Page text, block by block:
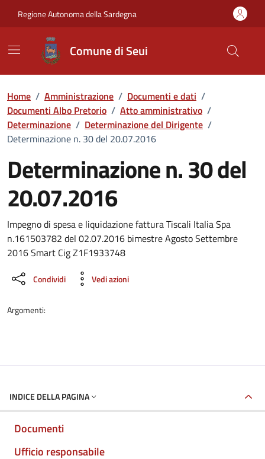
Regione Autonoma della Sardegna
Comune di Seui
Home / Amministrazione / Documenti e dati /
Documenti Albo Pretorio / Atto amministrativo /
Determinazione / Determinazione del Dirigente /
Determinazione n. 30 del 20.07.2016
Determinazione n. 30 del
20.07.2016
Dettaglio del documento
Impegno di spesa e liquidazione fattura Tiscali Italia Spa
n.161503782 del 02.07.2016 bimestre Agosto Settembre
2016 Smart Cig Z1F1933748
Condividi Vedi azioni
Argomenti:
INDICE DELLA PAGINA
Documenti
Ufficio responsabile